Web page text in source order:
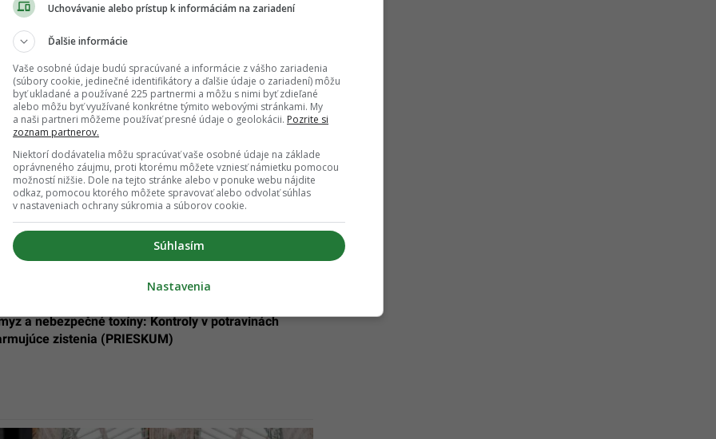
si za sladkosti, mäso, vajcia aj
hodinu denne. Obchodný gigant spúšťa prevratnú
všetkých zákazníkov
a nebezpečné toxíny: Kontroly v potravinách
zistenia (PRIESKUM)
Uchovávanie alebo prístup k informáciám na zariadení
Ďalšie informácie
Vaše osobné údaje budú spracúvané a informácie z vášho zariadenia
(súbory cookie, jedinečné identifikátory a ďalšie údaje o zariadení) môžu
byť ukladané a používané 225 partnermi a môžu s nimi byť zdieľané
alebo môžu byť využívané konkrétne týmito webovými stránkami. My
a naši partneri môžeme používať presné údaje o geolokácii. Pozrite si
zoznam partnerov.
Niektorí dodávatelia môžu spracúvať vaše osobné údaje na základe
oprávneného záujmu, proti ktorému môžete vzniesť námietku pomocou
možností nižšie. Dole na tejto stránke alebo v ponuke webu nájdite
odkaz, pomocou ktorého môžete spravovať alebo odvolať súhlas
v nastaveniach ochrany súkromia a súborov cookie.
Súhlasím
Nastavenia